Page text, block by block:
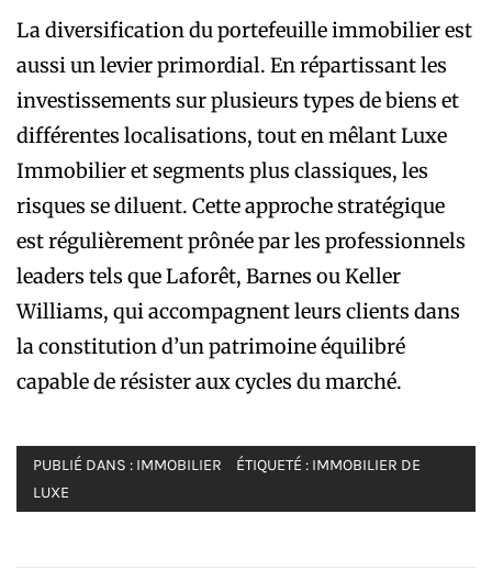
La diversification du portefeuille immobilier est
aussi un levier primordial. En répartissant les
investissements sur plusieurs types de biens et
différentes localisations, tout en mêlant Luxe
Immobilier et segments plus classiques, les
risques se diluent. Cette approche stratégique
est régulièrement prônée par les professionnels
leaders tels que Laforêt, Barnes ou Keller
Williams, qui accompagnent leurs clients dans
la constitution d’un patrimoine équilibré
capable de résister aux cycles du marché.
PUBLIÉ DANS : IMMOBILIER ÉTIQUETÉ : IMMOBILIER DE
LUXE